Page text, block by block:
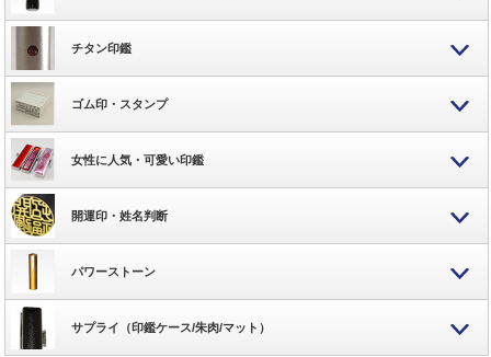
チタン印鑑
ゴム印・スタンプ
女性に人気・可愛い印鑑
開運印・姓名判断
パワーストーン
サプライ（印鑑ケース/朱肉/マット）